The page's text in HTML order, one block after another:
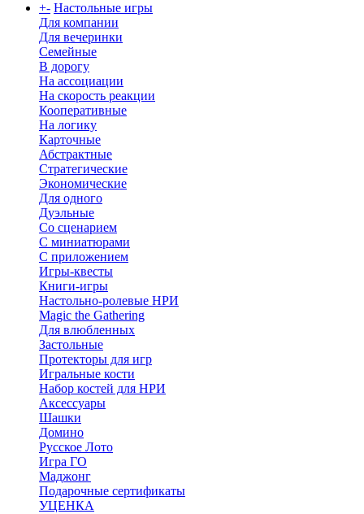
+- Настольные игры
Для компании
Для вечеринки
Семейные
В дорогу
На ассоциации
На скорость реакции
Кооперативные
На логику
Карточные
Абстрактные
Стратегические
Экономические
Для одного
Дуэльные
Со сценарием
С миниатюрами
С приложением
Игры-квесты
Книги-игры
Настольно-ролевые НРИ
Magic the Gathering
Для влюбленных
Застольные
Протекторы для игр
Игральные кости
Набор костей для НРИ
Аксессуары
Шашки
Домино
Русское Лото
Игра ГО
Маджонг
Подарочные сертификаты
УЦЕНКА